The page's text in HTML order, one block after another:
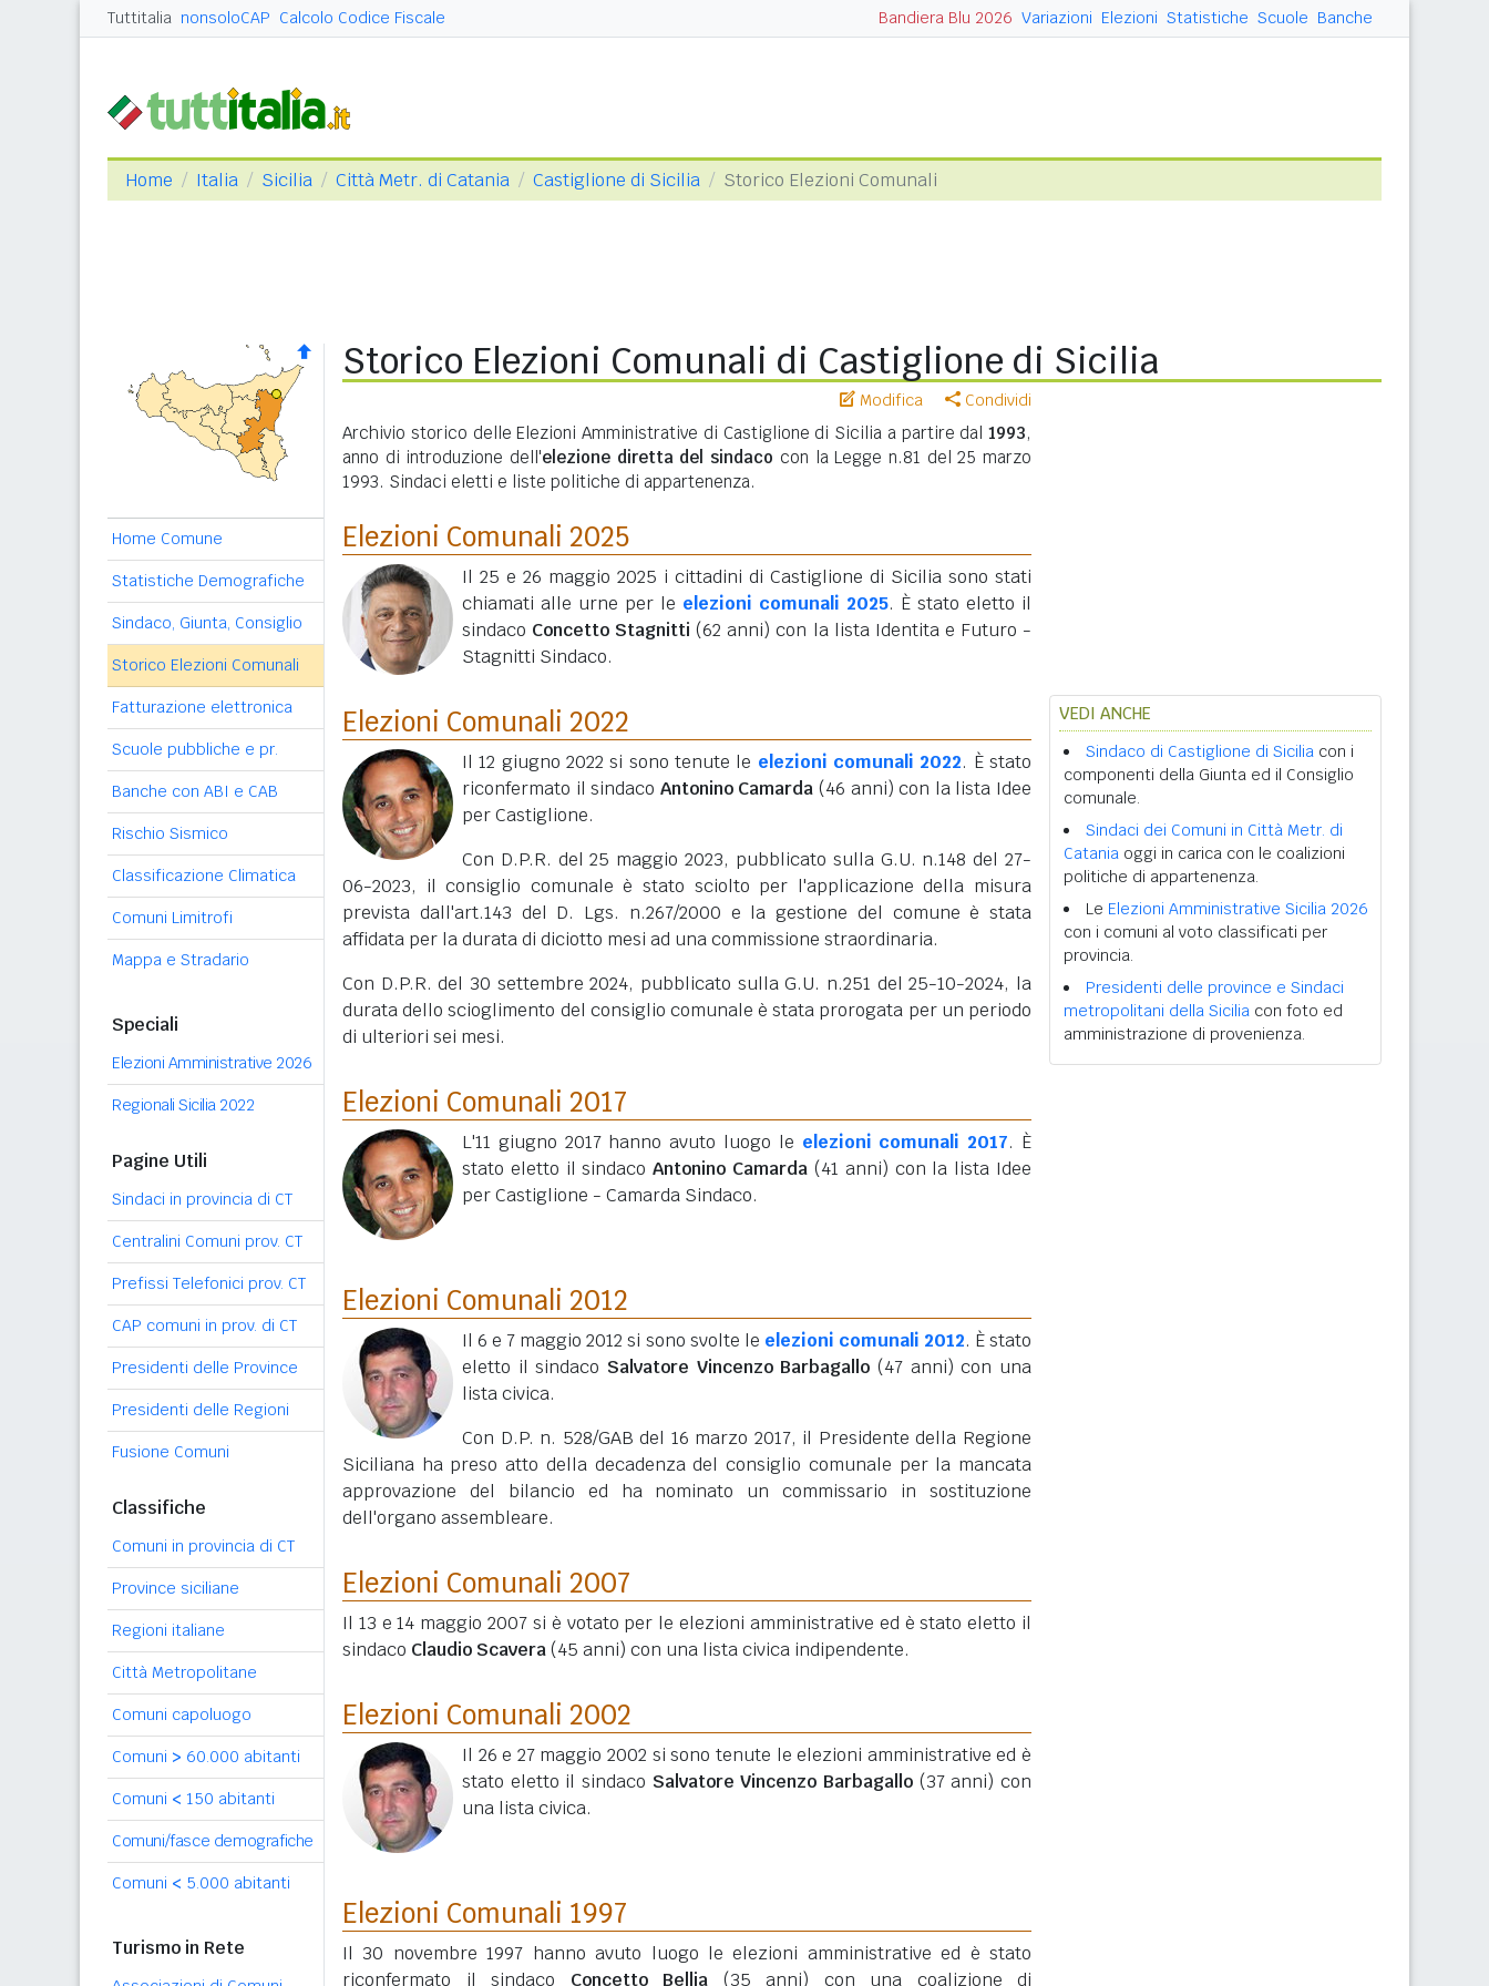
Tuttitalia nonsoloCAP Calcolo Codice Fiscale Bandiera Blu 2026 Variazioni Elezioni Statistiche Scuole Banche
Home Italia Sicilia Città Metr. di Catania Castiglione di Sicilia Storico Elezioni Comunali
Home Comune
Statistiche Demografiche
Sindaco, Giunta, Consiglio
Storico Elezioni Comunali
Fatturazione elettronica
Scuole pubbliche e pr.
Banche con ABI e CAB
Rischio Sismico
Classificazione Climatica
Comuni Limitrofi
Mappa e Stradario
Speciali
Elezioni Amministrative 2026
Regionali Sicilia 2022
Pagine Utili
Sindaci in provincia di CT
Centralini Comuni prov. CT
Prefissi Telefonici prov. CT
CAP comuni in prov. di CT
Presidenti delle Province
Presidenti delle Regioni
Fusione Comuni
Classifiche
Comuni in provincia di CT
Province siciliane
Regioni italiane
Città Metropolitane
Comuni capoluogo
Comuni > 60.000 abitanti
Comuni < 150 abitanti
Comuni/fasce demografiche
Comuni < 5.000 abitanti
Turismo in Rete
Storico Elezioni Comunali di Castiglione di Sicilia
Modifica Condividi
Archivio storico delle Elezioni Amministrative di Castiglione di Sicilia a partire dal 1993,
anno di introduzione dell'elezione diretta del sindaco con la Legge n.81 del 25 marzo
1993. Sindaci eletti e liste politiche di appartenenza.
Elezioni Comunali 2025
Il 25 e 26 maggio 2025 i cittadini di Castiglione di Sicilia sono stati
chiamati alle urne per le elezioni comunali 2025. È stato eletto il
sindaco Concetto Stagnitti (62 anni) con la lista Identita e Futuro -
Stagnitti Sindaco.
Elezioni Comunali 2022
Il 12 giugno 2022 si sono tenute le elezioni comunali 2022. È stato
riconfermato il sindaco Antonino Camarda (46 anni) con la lista Idee
per Castiglione.
Con D.P.R. del 25 maggio 2023, pubblicato sulla G.U. n.148 del 27-
06-2023, il consiglio comunale è stato sciolto per l'applicazione della misura
prevista dall'art.143 del D. Lgs. n.267/2000 e la gestione del comune è stata
affidata per la durata di diciotto mesi ad una commissione straordinaria.
Con D.P.R. del 30 settembre 2024, pubblicato sulla G.U. n.251 del 25-10-2024, la
durata dello scioglimento del consiglio comunale è stata prorogata per un periodo
di ulteriori sei mesi.
Elezioni Comunali 2017
L'11 giugno 2017 hanno avuto luogo le elezioni comunali 2017. È
stato eletto il sindacoAntonino Camarda (41 anni) con la lista Idee
per Castiglione - Camarda Sindaco.
Elezioni Comunali 2012
Il 6 e 7 maggio 2012 si sono svolte le elezioni comunali 2012. È stato
eletto il sindaco Salvatore Vincenzo Barbagallo (47 anni) con una
lista civica.
Con D.P. n. 528/GAB del 16 marzo 2017, il Presidente della Regione
Siciliana ha preso atto della decadenza del consiglio comunale per la mancata
approvazione del bilancio ed ha nominato un commissario in sostituzione
dell'organo assembleare.
Elezioni Comunali 2007
Il 13 e 14 maggio 2007 si è votato per le elezioni amministrative ed è stato eletto il
sindaco Claudio Scavera(45 anni) con una lista civica indipendente.
Elezioni Comunali 2002
Il 26 e 27 maggio 2002 si sono tenute le elezioni amministrative ed è
stato eletto il sindaco Salvatore Vincenzo Barbagallo (37 anni) con
una lista civica.
Elezioni Comunali 1997
Il 30 novembre 1997 hanno avuto luogo le elezioni amministrative ed è stato
riconfermato il sindaco Concetto Bellia (35 anni) con una coalizione di
VEDI ANCHE
Sindaco di Castiglione di Sicilia con i
componenti della Giunta ed il Consiglio
comunale.
Sindaci dei Comuni in Città Metr. di
Catania oggi in carica con le coalizioni
politiche di appartenenza.
Le Elezioni Amministrative Sicilia 2026
con i comuni al voto classificati per
provincia.
Presidenti delle province e Sindaci
metropolitani della Sicilia con foto ed
amministrazione di provenienza.